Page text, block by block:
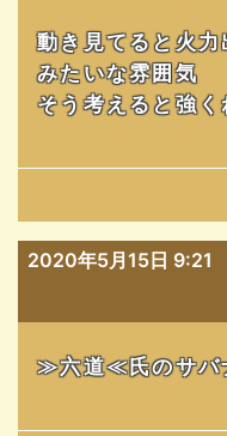
動き見てると火
みたいな雰囲気
そう考えると強く
2020年5月15日 9:21
≫六道≪氏のサバ